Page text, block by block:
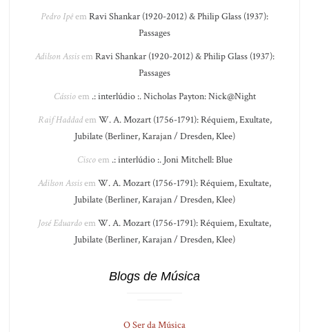
Pedro Ipêem Ravi Shankar (1920-2012) & Philip Glass (1937):
Passages
Adilson Assisem Ravi Shankar (1920-2012) & Philip Glass (1937):
Passages
Cássioem .: interlúdio :. Nicholas Payton: Nick@Night
Raif Haddadem W. A. Mozart (1756-1791): Réquiem, Exultate,
Jubilate (Berliner, Karajan / Dresden, Klee)
Ciscoem .: interlúdio :. Joni Mitchell: Blue
Adilson Assisem W. A. Mozart (1756-1791): Réquiem, Exultate,
Jubilate (Berliner, Karajan / Dresden, Klee)
José Eduardoem W. A. Mozart (1756-1791): Réquiem, Exultate,
Jubilate (Berliner, Karajan / Dresden, Klee)
Blogs de Música
O Ser da Música